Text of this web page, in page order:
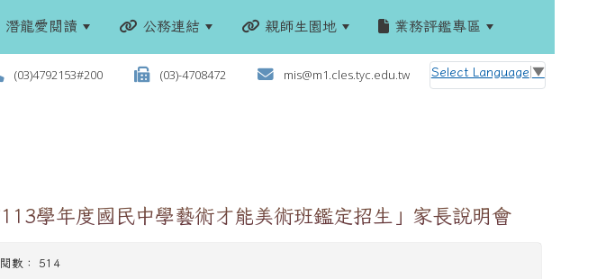
潛龍愛閱讀 公務連結 親師生園地 業務評鑑專區
(03)4792153#200 (03)-4708472 mis@m1.cles.tyc.edu.tw Select Language ▼
學年度國民中學藝術才能美術班鑑定招生」家長說明會
數： 514